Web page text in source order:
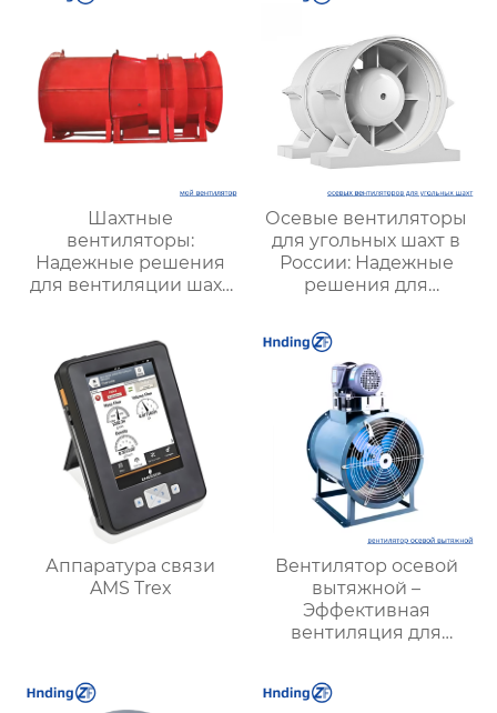
Шахтные
вентиляторы:
Надежные решения
для вентиляции шахт
Осевые вентиляторы
для угольных шахт в
России: Надежные
решения для
вентиляции и
безопасности
Аппаратура связи
AMS Trex
Вентилятор осевой
вытяжной –
Эффективная
вентиляция для
объектов и офисных
помещений